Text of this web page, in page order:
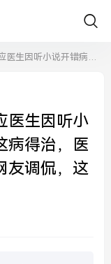
治，医生听小说开错病人信息，网友调侃，这病得治
医生因听小
病得治，医
友调侃，这